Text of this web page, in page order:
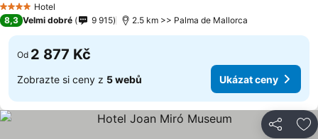
4 Počet hvězdiček
Hotel
8,3 Velmi dobré 9 915 2.5 km >> Palma de Mallorca
Od 2 877 Kč
Zobrazte si ceny z 5 webů Ukázat ceny
Sdílet